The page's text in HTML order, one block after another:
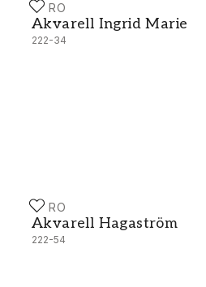
DURO
Akvarell Ingrid Marie
222-34
Akvarell Ingrid Marie - 222-
DURO
Akvarell Hagaström
222-54
Akvarell Hagaström - 222-54